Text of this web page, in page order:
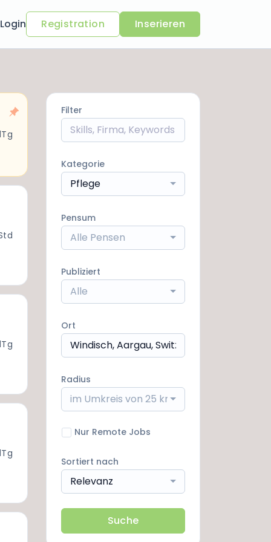
Login Registration Inserieren
Filter
Kategorie
Pflege
Pensum
Alle Pensen
Publiziert
Alle
Ort
Radius
im Umkreis von 25 km
Nur Remote Jobs
Sortiert nach
Relevanz
Suche